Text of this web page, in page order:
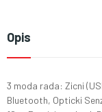
Opis
3 moda rada: Zicni
Bluetooth, Opticki